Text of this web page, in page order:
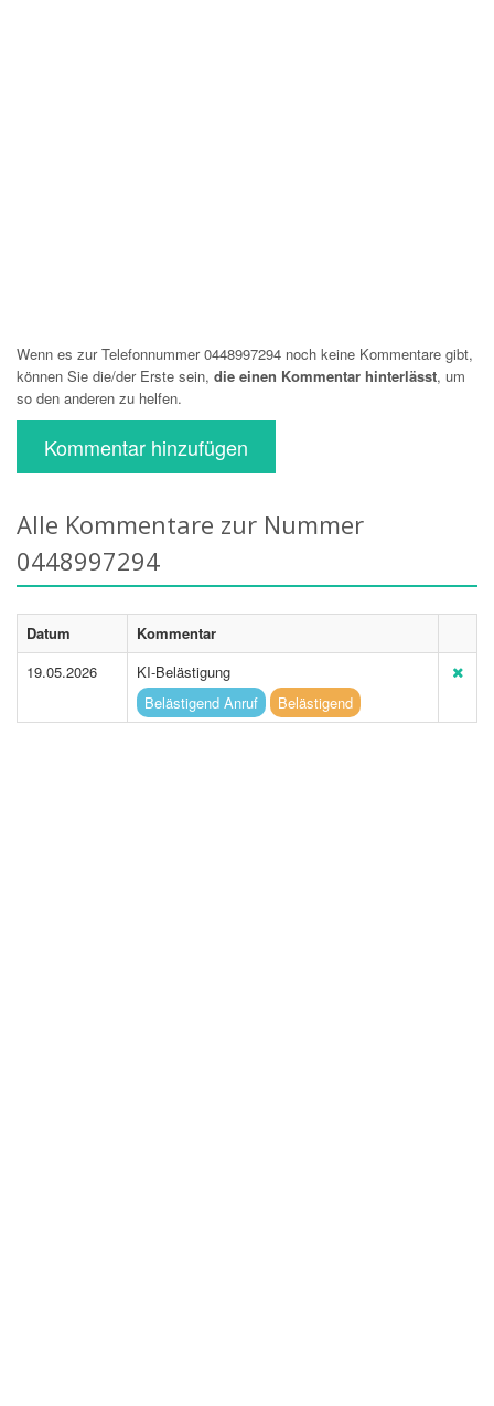
Wenn es zur Telefonnummer 0448997294 noch keine Kommentare gibt,
können Sie die/der Erste sein, die einen Kommentar hinterlässt, um
so den anderen zu helfen.
Kommentar hinzufügen
Alle Kommentare zur Nummer
0448997294
Datum
Kommentar
19.05.2026
KI-Belästigung
Belästigend Anruf
Belästigend